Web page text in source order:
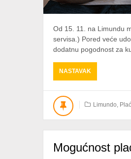
Od 15. 11. na Limundu
servisa.) Pored veće
dodatnu pogodnost za
NASTAVAK
VISA
AKCIJA
PLAĆANJE
RAČUNA
Limundo,
Mogućnost